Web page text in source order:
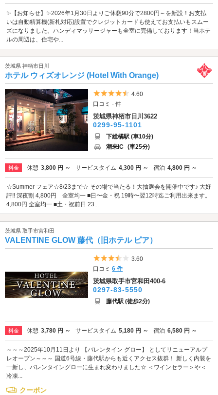
✨【お知らせ】✨2026年1月30日よりご休憩90分で2800円～を新設！お支払
いは自動精算機(新札対応)設置でクレジットカードも使えてお支払いもスムー
ズになりました。ハンディマッサージャーも全室に完備しております！当ホテ
ルの周辺は、住宅や...
茨城県 神栖市日川
ホテル ウィズオレンジ (Hotel With Orange)
5つ星のうち4.5
4.60
口コミ - 件
茨城県神栖市日川3622
0299-95-1101
下総橘駅 (車10分)
潮来IC (車25分)
料金 休憩 3,800 円 ～ サービスタイム 4,300 円 ～ 宿泊 4,800 円 ～
☆Summer フェア☆8/23まで☆ その場で当たる！大抽選会を開催中です♪ 大好
評‼️ 深夜割 4,800円 全室均一 ■日〜金・祝 19時〜翌12時迄ご利用出来ます。
4,800円 全室均一 ■土・祝前日 23...
茨城県 取手市宮和田
VALENTINE GLOW 藤代（旧ホテル ピア）
5つ星のうち3.5
3.60
口コミ6 件
茨城県取手市宮和田400-6
0297-83-5550
藤代駅 (徒歩2分)
料金 休憩 3,780 円 ～ サービスタイム 5,180 円 ～ 宿泊 6,580 円 ～
～～～2025年10月11日より 【バレンタイン グロー】 としてリニューアルプ
レオープン～～～ 国道6号線・藤代駅からも近くアクセス抜群！ 新しく内装を
一新し、バレンタイングローに生まれ変わりました☆ ＜ワインセラー＞や＜
冷凍...
クーポン